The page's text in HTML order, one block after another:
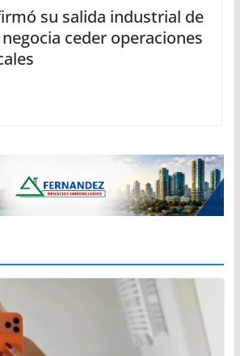
su salida industrial de
ceder operaciones